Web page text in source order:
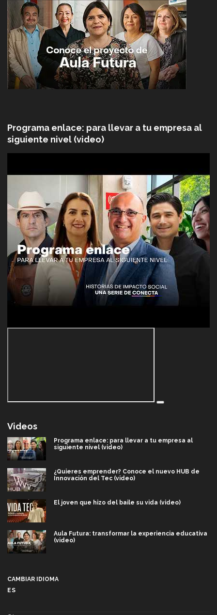
Programa enlace: para llevar a tu empresa al
siguiente nivel (video)
Videos
Programa enlace: para llevar a tu empresa al
siguiente nivel (video)
¿Quieres emprender? Conoce el nuevo HUB de
Innovación del Tec (video)
El joven que hizo del baile su vida (video)
Aula Futura: transformar la experiencia educativa
(video)
CAMBIAR IDIOMA
ES